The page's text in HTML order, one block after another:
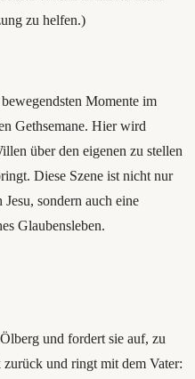
zu helfen.)
Momente im
Gethsemane. Hier wird
über den eigenen zu stellen
Diese Szene ist nicht nur
sondern auch eine
Glaubensleben.
und fordert sie auf, zu
und ringt mit dem Vater: